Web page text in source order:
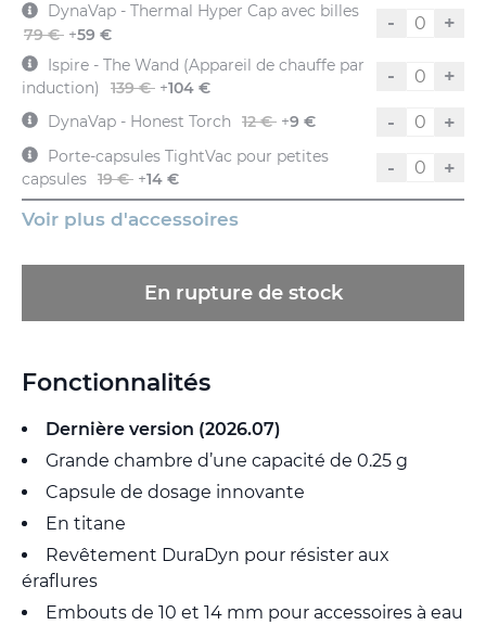
- +
DynaVap - Thermal Hyper Cap avec billes
79 € +59 €
- +
Ispire - The Wand (Appareil de chauffe par
induction)
139 € +104 €
- +
DynaVap - Honest Torch 12 € +9 €
- +
Porte-capsules TightVac pour petites
capsules 19 € +14 €
Voir plus d'accessoires
En rupture de stock
Fonctionnalités
Dernière version (2026.07)
Grande chambre d’une capacité de 0.25 g
Capsule de dosage innovante
En titane
Revêtement DuraDyn pour résister aux
éraflures
Embouts de 10 et 14 mm pour accessoires à eau